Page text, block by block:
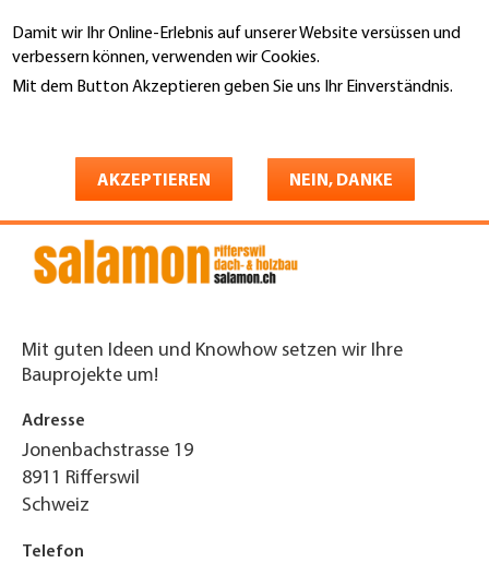
Damit wir Ihr Online-Erlebnis auf unserer Website versüssen und
verbessern können, verwenden wir Cookies.
Mit dem Button Akzeptieren geben Sie uns Ihr Einverständnis.
AKZEPTIEREN NEIN, DANKE
zum
Inhalt
Salamon AG Dach- & Holzbau
Mit guten Ideen und Knowhow setzen wir Ihre
Bauprojekte um!
Adresse
Jonenbachstrasse 19
8911 Rifferswil
Schweiz
Telefon